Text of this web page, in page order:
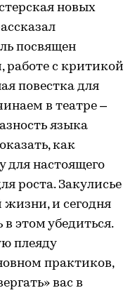
новых
посвящен
с критикой
повестка для
в театре –
языка
как
для настоящего
роста. Закулисье
и сегодня
этом убедиться.
плеяду
практиков,
вас в